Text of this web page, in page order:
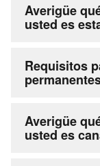
Averigüe
usted es
Requisitos
Averigüe
usted es